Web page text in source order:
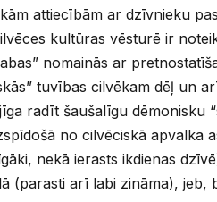
attiecībām ar dzīvnieku
kultūras vēsturē ir
nomainās ar
tuvības cilvēkam dēļ un
radīt šaušalīgu dēmonisku
no cilvēciskā apvalka
nekā ierasts ikdienas
(parasti arī labi zināma), jeb,